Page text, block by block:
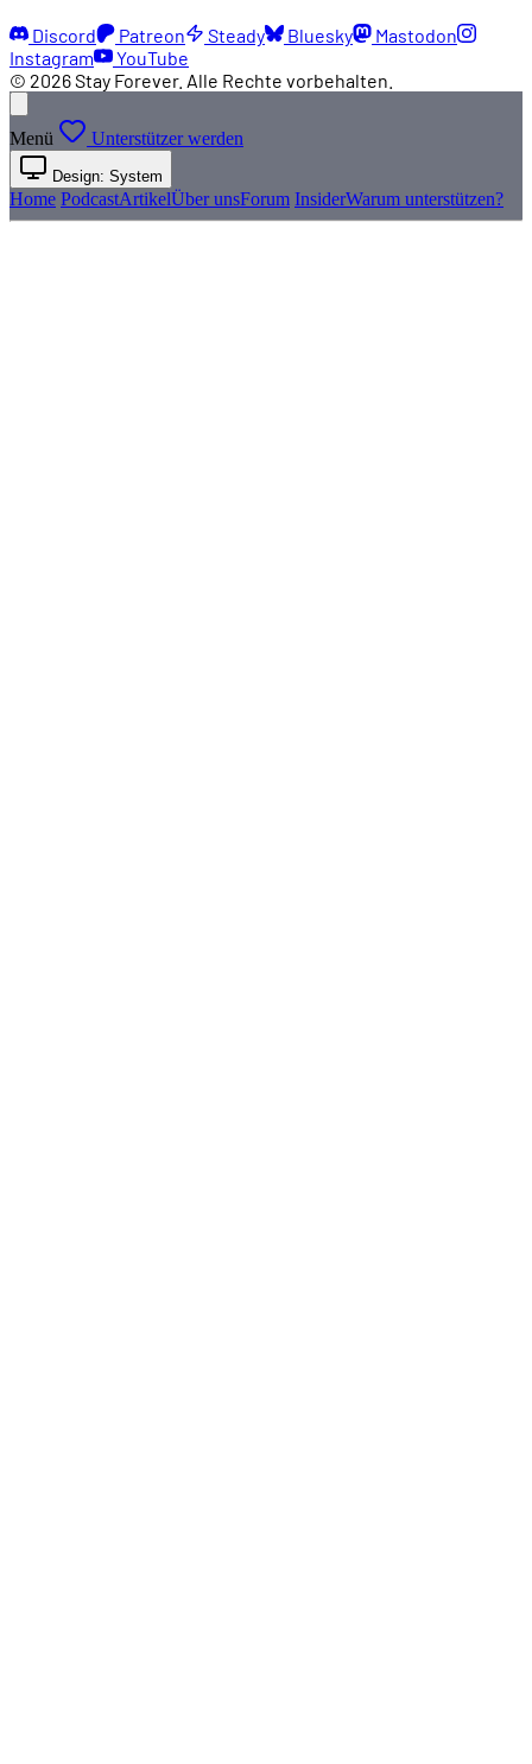
Discord Patreon Steady Bluesky
Mastodon
Instagram
YouTube
© 2026 Stay Forever. Alle Rechte vorbehalten.
Menü Unterstützer werden
Design: System
Home PodcastArtikelÜber unsForum InsiderWarum unterstützen?